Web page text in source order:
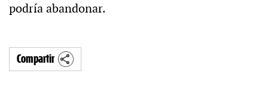
podría abandonar.
Compartir